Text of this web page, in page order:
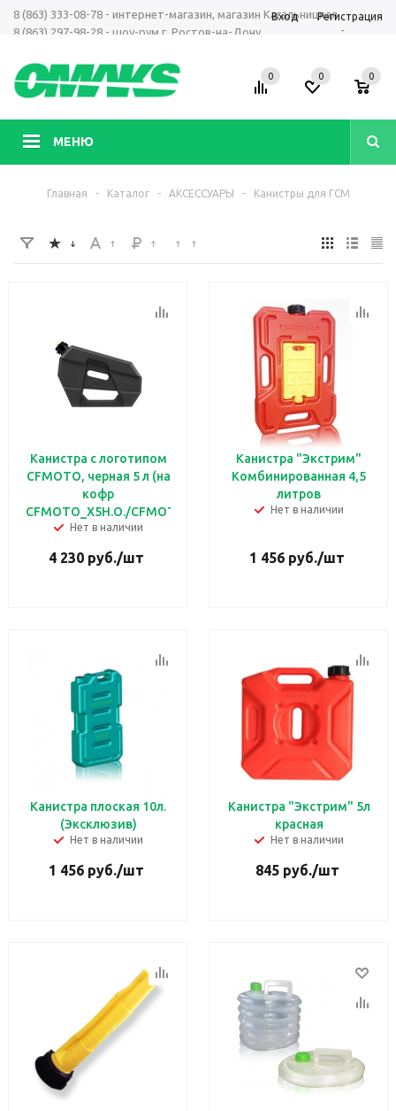
8 (863) 333-08-78 - интернет-магазин, магазин Кагальницкая
8 (863) 297-98-28 - шоу-рум г. Ростов-на-Дону
-
Вход Регистрация
МЕНЮ
0 0 0
Главная - Каталог - АКСЕССУАРЫ - Канистры для ГСМ
Канистра с логотипом
CFMOTO, черная 5 л (на
кофр
CFMOTO_X5H.O./CFMOTO_X8H.O.)
Нет в наличии
4 230 руб./шт
Канистра "Экстрим"
Комбинированная 4,5
литров
Нет в наличии
1 456 руб./шт
Канистра плоская 10л.
(Эксклюзив)
Нет в наличии
1 456 руб./шт
Канистра "Экстрим" 5л
красная
Нет в наличии
845руб./шт